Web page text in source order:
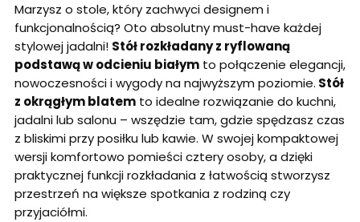
Marzysz o stole, który zachwyci designem i
funkcjonalnością? Oto absolutny must-have każdej
stylowej jadalni! Stół rozkładany z ryflowaną
podstawą w odcieniu białym to połączenie elegancji,
nowoczesności i wygody na najwyższym poziomie. Stół
z okrągłym blatem to idealne rozwiązanie do kuchni,
jadalni lub salonu – wszędzie tam, gdzie spędzasz czas
z bliskimi przy posiłku lub kawie. W swojej kompaktowej
wersji komfortowo pomieści cztery osoby, a dzięki
praktycznej funkcji rozkładania z łatwością stworzysz
przestrzeń na większe spotkania z rodziną czy
przyjaciółmi.